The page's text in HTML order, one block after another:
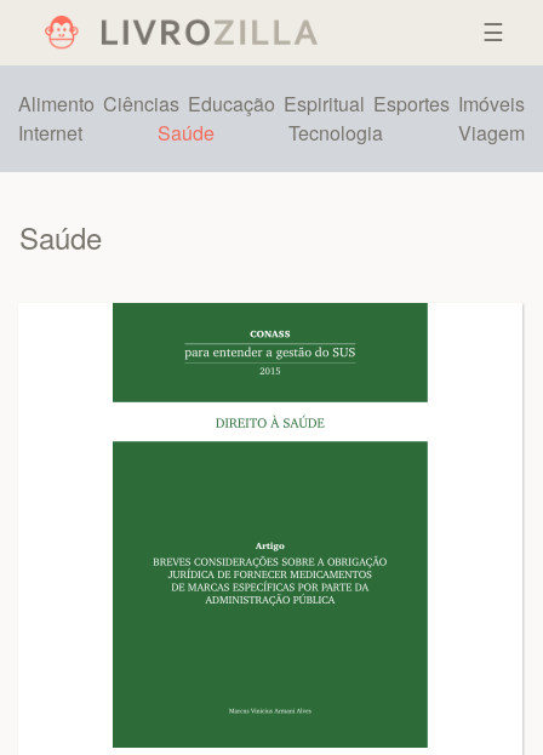
☰
Alimento Ciências Educação Espiritual Esportes Imóveis
Internet
Saúde Tecnologia Viagem
Saúde